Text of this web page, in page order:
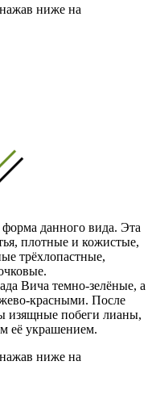
ниже на
форма данного вида. Эта
плотные и кожистые,
трёхлопастные,
Вича темно-зелёные, а
красными. После
изящные побеги лианы,
её украшением.
ниже на